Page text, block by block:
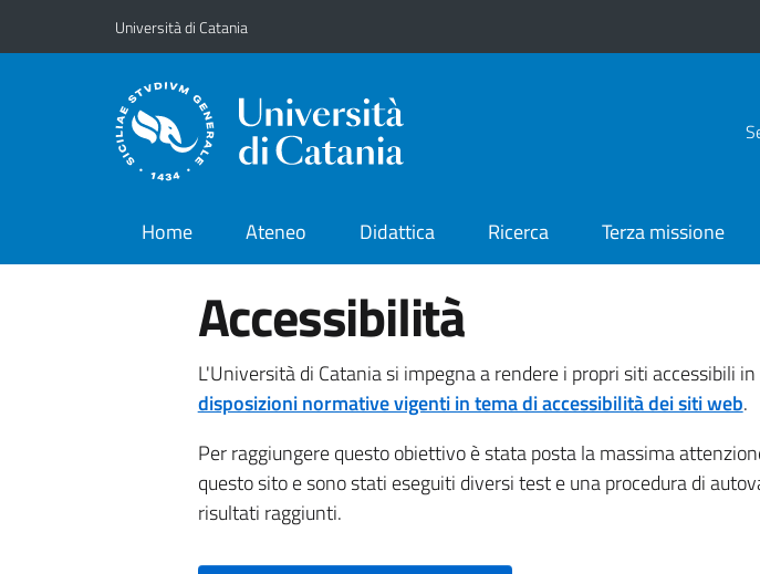
Vai al contenuto principale
Vai al menu di navigazione
Università di Catania
Home Ateneo Didattica Ricerca Terza missione
Accessibilità
L'Università di Catania si impegna a rendere i propri siti accessibili
disposizioni normative vigenti in tema di accessibilità dei siti web.
Per raggiungere questo obiettivo è stata posta la massima
questo sito e sono stati eseguiti diversi test e una procedura di
risultati raggiunti.